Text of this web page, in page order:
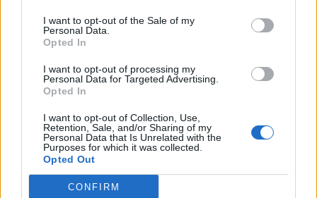
I want to opt-out of the Sale of my
Personal Data.
Opted In
I want to opt-out of processing my
Personal Data for Targeted Advertising.
Opted In
I want to opt-out of Collection, Use,
Retention, Sale, and/or Sharing of my
Personal Data that Is Unrelated with the
Purposes for which it was collected.
Opted Out
CONFIRM